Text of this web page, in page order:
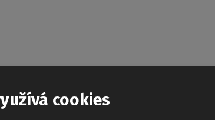
cookies